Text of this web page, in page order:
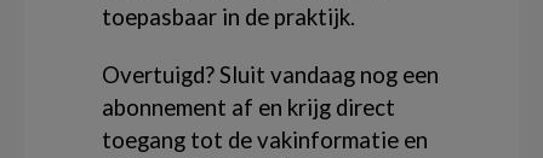
toepasbaar in de praktijk.
Overtuigd? Sluit vandaag nog een
abonnement af en krijg direct
toegang tot de vakinformatie en